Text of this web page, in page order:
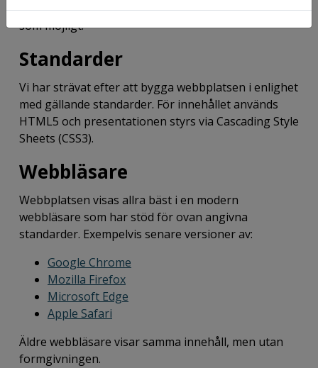
korrekt, tillgängligt och användbart för så många
som möjligt.
Standarder
Vi har strävat efter att bygga webbplatsen i enlighet
med gällande standarder. För innehållet används
HTML5 och presentationen styrs via Cascading Style
Sheets (CSS3).
Webbläsare
Webbplatsen visas allra bäst i en modern
webbläsare som har stöd för ovan angivna
standarder. Exempelvis senare versioner av:
Google Chrome
Mozilla Firefox
Microsoft Edge
Apple Safari
Äldre webbläsare visar samma innehåll, men utan
formgivningen.